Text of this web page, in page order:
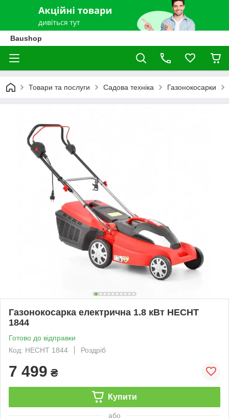
Baushop
Товари та послуги Садова техніка Газонокосарки
Газонокосарка електрична 1.8 кВт HECHT
1844
Готово до відправки
Код: HECHT 1844
Роздріб
7 499 ₴
Купити
або